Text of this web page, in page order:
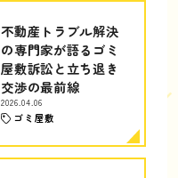
不動産トラブル解決
の専門家が語るゴミ
屋敷訴訟と立ち退き
交渉の最前線
2026.04.06
ゴミ屋敷